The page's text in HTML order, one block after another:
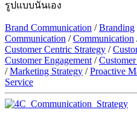
รูปแบบนั่นเอง
Brand Communication /Branding
Communication /Communication
Customer Centric Strategy /
Customer Engagement /
/Marketing Strategy /Proactive
Service